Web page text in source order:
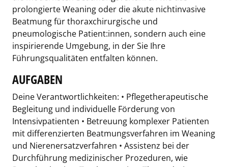
prolongierte Weaning oder die akute nichtinvasive
Beatmung für thoraxchirurgische und
pneumologische Patient:innen, sondern auch eine
inspirierende Umgebung, in der Sie Ihre
Führungsqualitäten entfalten können.
AUFGABEN
Deine Verantwortlichkeiten: • Pflegetherapeutische
Begleitung und individuelle Förderung von
Intensivpatienten • Betreuung komplexer Patienten
mit differenzierten Beatmungsverfahren im Weaning
und Nierenersatzverfahren • Assistenz bei der
Durchführung medizinischer Prozeduren, wie